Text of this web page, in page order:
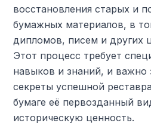
восстановления старых и
бумажных материалов, в
дипломов, писем и других
Этот процесс требует
навыков и знаний, и важно
секреты успешной
бумаге её первозданный
историческую ценность.